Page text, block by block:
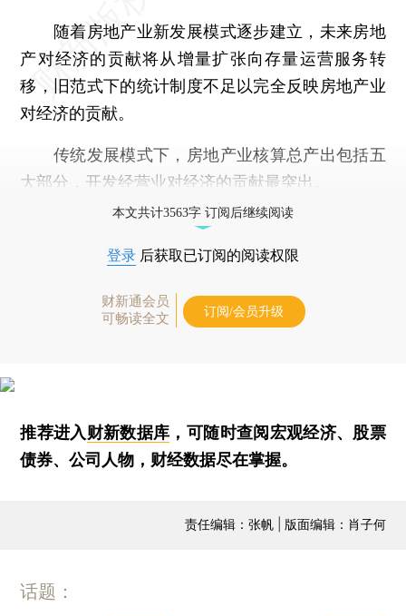
随着房地产业新发展模式逐步建立，未来房地
产对经济的贡献将从增量扩张向存量运营服务转
移，旧范式下的统计制度不足以完全反映房地产业
对经济的贡献。
传统发展模式下，房地产业核算总产出包括五
大部分，开发经营业对经济的贡献最突出。
本文共计3563字 订阅后继续阅读
登录 后获取已订阅的阅读权限
财新通会员
可畅读全文
订阅/会员升级
推荐进入财新数据库 ，可随时查阅宏观经济、股票
债券、公司人物，财经数据尽在掌握。
责任编辑：张帆 | 版面编辑：肖子何
话题：